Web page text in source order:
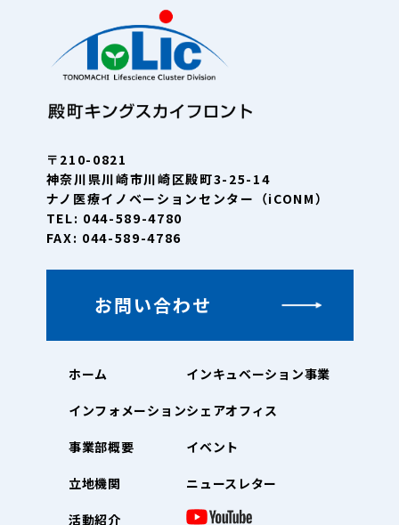
〒210-0821
神奈川県川崎市川崎区殿町3-25-14
ナノ医療イノベーションセンター（iCONM）
TEL: 044-589-4780
FAX: 044-589-4786
お問い合わせ
ホーム
インフォメーション
事業部概要
立地機関
活動紹介
インキュベーション事業
シェアオフィス
イベント
ニュースレター